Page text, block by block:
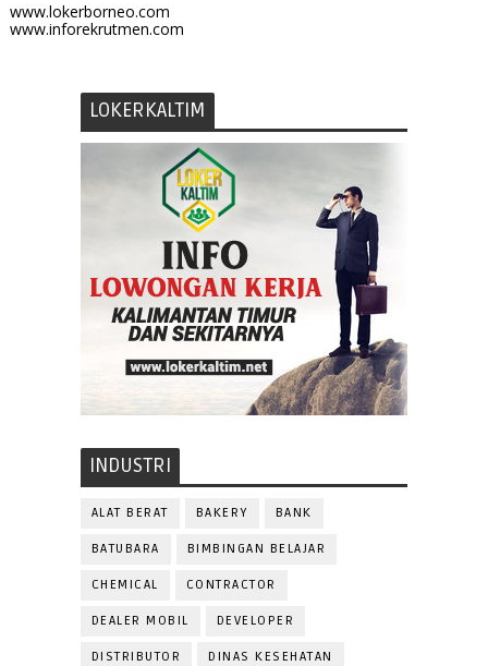
www.lokerborneo.com
www.inforekrutmen.com
LOKERKALTIM
INDUSTRI
ALAT BERAT BAKERY BANK
BATUBARA BIMBINGAN BELAJAR
CHEMICAL CONTRACTOR
DEALER MOBIL DEVELOPER
DISTRIBUTOR DINAS KESEHATAN